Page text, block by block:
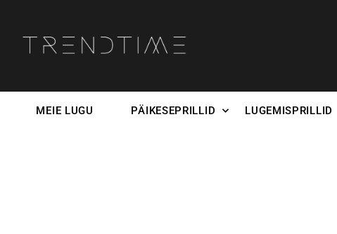
MEIE LUGU PÄIKESEPRILLID LUGEMISPRILLID